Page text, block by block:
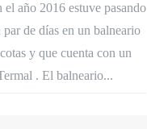
el año 2016 estuve pasando
par de días en un balneario
y que cuenta con un
. El balneario...